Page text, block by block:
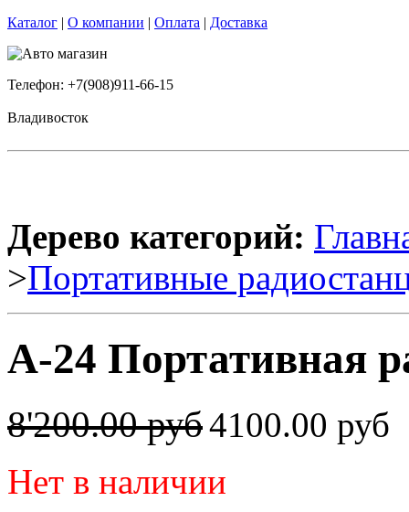
Каталог | О компании | Оплата | Доставка
Телефон: +7(908)911-66-15
Владивосток
Дерево категорий:
>Портативные
А-24 Портативная
8'200.00 руб4100.00 руб
Нет в наличии